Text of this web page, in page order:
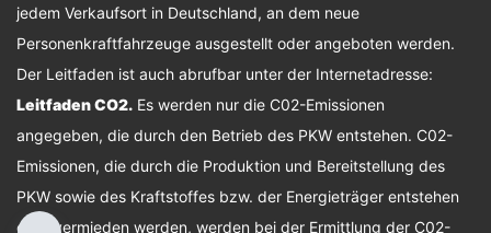
jedem Verkaufsort in Deutschland, an dem neue
Personenkraftfahrzeuge ausgestellt oder angeboten werden.
Der Leitfaden ist auch abrufbar unter der Internetadresse:
Leitfaden CO2. Es werden nur die C02-Emissionen
angegeben, die durch den Betrieb des PKW entstehen. C02-
Emissionen, die durch die Produktion und Bereitstellung des
PKW sowie des Kraftstoffes bzw. der Energieträger entstehen
oder vermieden werden, werden bei der Ermittlung der C02-